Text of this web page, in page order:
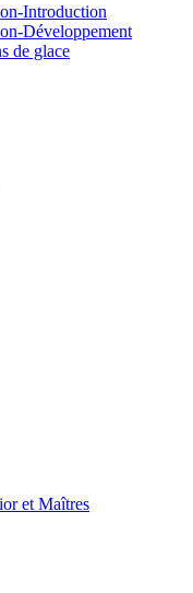
Introduction
Développement
de glace
et Maîtres